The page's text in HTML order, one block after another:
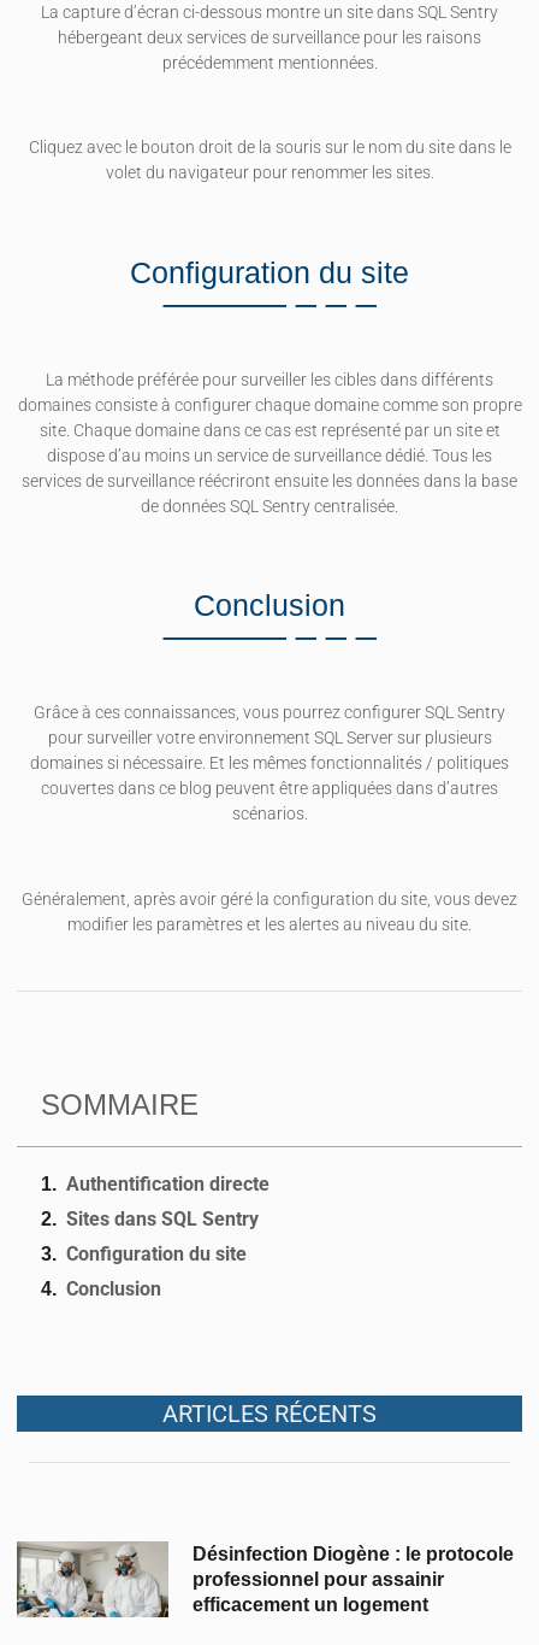
La capture d’écran ci-dessous montre un site dans SQL Sentry
hébergeant deux services de surveillance pour les raisons
précédemment mentionnées.
Cliquez avec le bouton droit de la souris sur le nom du site dans le
volet du navigateur pour renommer les sites.
Configuration du site
La méthode préférée pour surveiller les cibles dans différents
domaines consiste à configurer chaque domaine comme son propre
site. Chaque domaine dans ce cas est représenté par un site et
dispose d’au moins un service de surveillance dédié. Tous les
services de surveillance réécriront ensuite les données dans la base
de données SQL Sentry centralisée.
Conclusion
Grâce à ces connaissances, vous pourrez configurer SQL Sentry
pour surveiller votre environnement SQL Server sur plusieurs
domaines si nécessaire. Et les mêmes fonctionnalités / politiques
couvertes dans ce blog peuvent être appliquées dans d’autres
scénarios.
Généralement, après avoir géré la configuration du site, vous devez
modifier les paramètres et les alertes au niveau du site.
SOMMAIRE
Authentification directe
Sites dans SQL Sentry
Configuration du site
Conclusion
ARTICLES RÉCENTS
Désinfection Diogène : le protocole
professionnel pour assainir
efficacement un logement